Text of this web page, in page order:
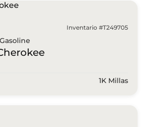
Inventario #T249705
Gasoline
1K Millas